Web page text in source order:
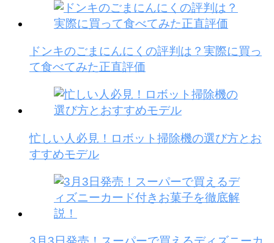
ドンキのごまにんにくの評判は？実際に買っ
て食べてみた正直評価
忙しい人必見！ロボット掃除機の選び方とお
すすめモデル